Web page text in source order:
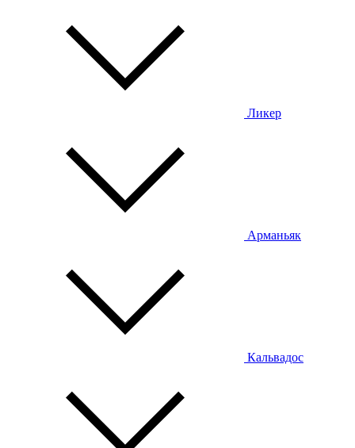
Ликер
Арманьяк
Кальвадос